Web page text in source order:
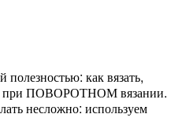
как вязать,
при ПОВОРОТНОМ вязании.
несложно: используем